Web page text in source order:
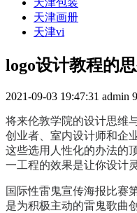
天津包装
天津画册
天津vi
logo设计教程的
2021-09-03 19:47:31 admin
将来伦敦学院的设计思维
创业者、室内设计师和企
这些选用人性化的办法的
一工程的效果是让你设计
国际性雷鬼宣传海报比赛
是为积极主动的雷鬼歌曲